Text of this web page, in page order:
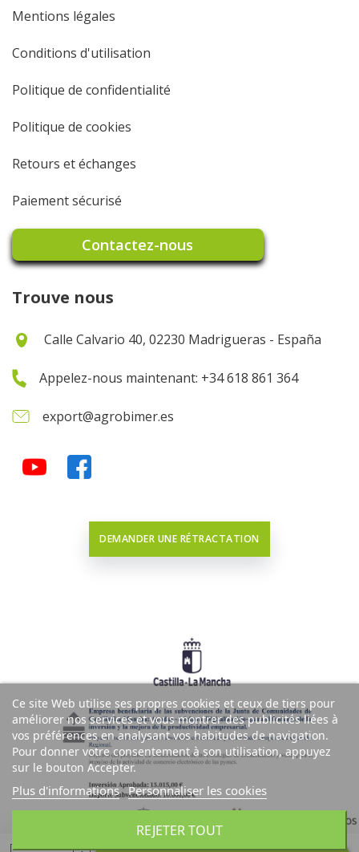
Ce site Web utilise ses propres cookies et ceux de tiers pour
améliorer nos services et vous montrer des publicités liées à
vos préférences en analysant vos habitudes de navigation.
Pour donner votre consentement à son utilisation, appuyez
sur le bouton Accepter.
Plus d'informations Personnaliser les cookies
REJETER TOUT
Mentions légales
Conditions d'utilisation
Politique de confidentialité
Politique de cookies
Retours et échanges
Paiement sécurisé
Contactez-nous
Trouve nous
Calle Calvario 40, 02230 Madrigueras - España
Appelez-nous maintenant: +34 618 861 364
export@agrobimer.es
DEMANDER UNE RÉTRACTATION